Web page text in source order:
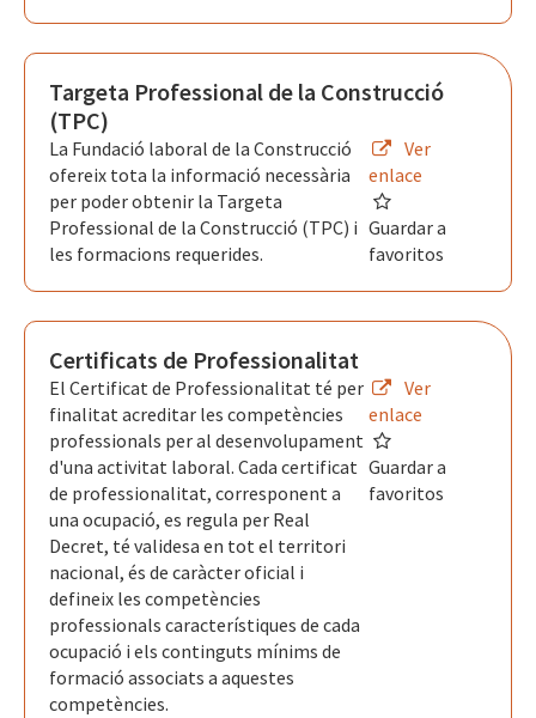
Targeta Professional de la Construcció
(TPC)
La Fundació laboral de la Construcció
ofereix tota la informació necessària
per poder obtenir la Targeta
Professional de la Construcció (TPC) i
les formacions requerides.
Ver
enlace
Guardar a
favoritos
Certificats de Professionalitat
El Certificat de Professionalitat té per
finalitat acreditar les competències
professionals per al desenvolupament
d'una activitat laboral. Cada certificat
de professionalitat, corresponent a
una ocupació, es regula per Real
Decret, té validesa en tot el territori
nacional, és de caràcter oficial i
defineix les competències
professionals característiques de cada
ocupació i els continguts mínims de
formació associats a aquestes
competències.
Ver
enlace
Guardar a
favoritos